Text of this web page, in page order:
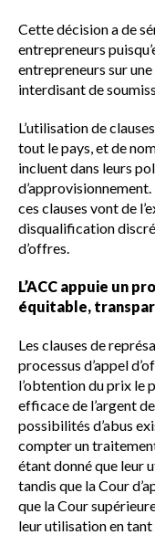
Cette décision a de
entrepreneurs
entrepreneurs sur
interdisant de
L’utilisation de
tout le pays, et de
incluent dans leurs
ces clauses vont de
disqualification
d’offres.
L’ACC appuie un
équitable,
Les clauses de
processus d’appel
l’obtention du prix le
efficace de l’argent
possibilités d’abus
compter un
étant donné que leur
tandis que la Cour
que la Cour
leur utilisation en